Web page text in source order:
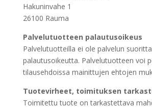
Hakuninvahe 1
26100 Rauma
Palvelutuotteen palautusoikeus
Palvelutuotteilla ei ole palvelun
palautusoikeutta. Palvelutuotteen voi
tilausehdoissa mainittujen ehtojen
Tuotevirheet, toimituksen
Toimitettu tuote on tarkastettava